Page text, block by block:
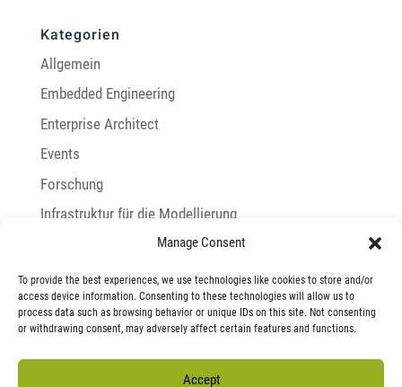
Manage Consent
To provide the best experiences, we use technologies like cookies to store and/or
access device information. Consenting to these technologies will allow us to
process data such as browsing behavior or unique IDs on this site. Not consenting
or withdrawing consent, may adversely affect certain features and functions.
Accept
Kategorien
Allgemein
Embedded Engineering
Enterprise Architect
Events
Forschung
Infrastruktur für die Modellierung
Integration mit Enterprise Architect
LemonTree
LieberLieber
Modellbasiertes Systems Engineering
Research